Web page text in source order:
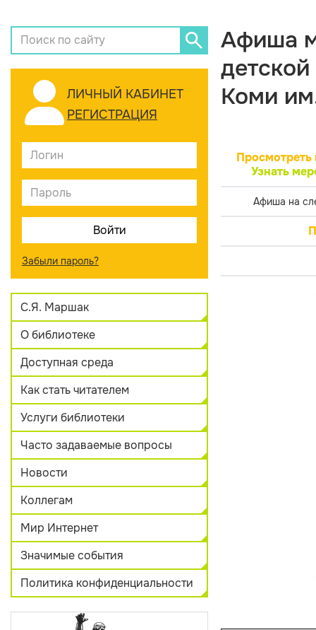
ЛИЧНЫЙ КАБИНЕТ
РЕГИСТРАЦИЯ
Забыли пароль?
С.Я. Маршак
О библиотеке
Доступная среда
Как стать читателем
Услуги библиотеки
Часто задаваемые вопросы
Новости
Коллегам
Мир Интернет
Значимые события
Политика конфиденциальности
Афиша
Коми
Просмотреть
Узнать
Афиша на